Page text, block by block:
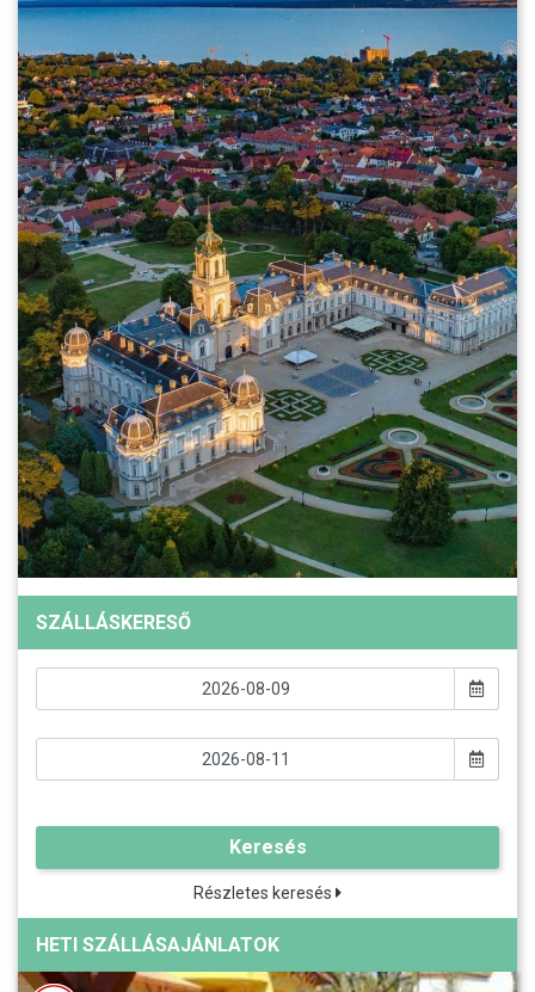
SZÁLLÁSKERESŐ
Keresés
Részletes keresés
HETI SZÁLLÁSAJÁNLATOK